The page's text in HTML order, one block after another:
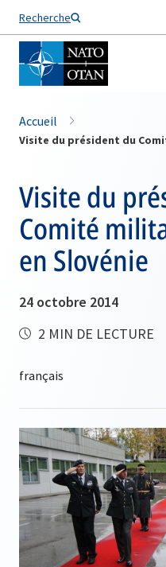
Recherche
Nom de famille*
Accueil
Visite du
Comité
en Slovénie
24 octobre 2014
2 MIN DE LECTURE